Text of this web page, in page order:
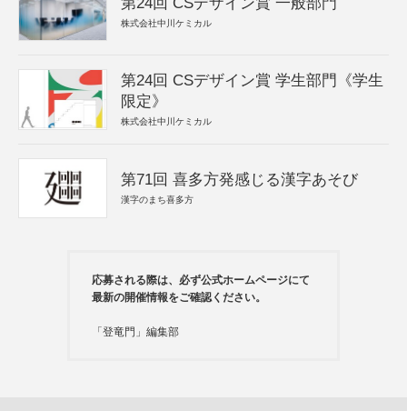
株式会社中川ケミカル
第24回 CSデザイン賞 学生部門《学生
限定》
株式会社中川ケミカル
第71回 喜多方発感じる漢字あそび
漢字のまち喜多方
応募される際は、必ず公式ホームページにて
最新の開催情報をご確認ください。
「登竜門」編集部